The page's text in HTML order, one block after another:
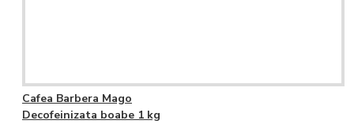
Cafea Barbera Mago
Decofeinizata boabe 1 kg